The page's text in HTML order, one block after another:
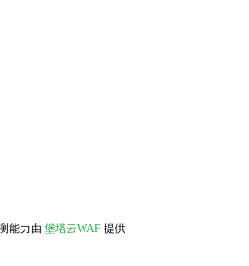
能力由 堡塔云WAF 提供